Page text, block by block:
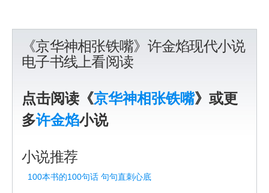
《京华神相张铁嘴》许金焰现代小说
电子书线上看阅读
点击阅读《京华神相张铁嘴》或更
多许金焰小说
小说推荐
100本书的100句话 句句直刺心底